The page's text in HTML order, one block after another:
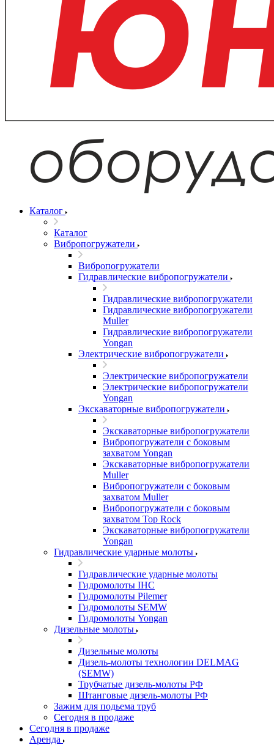
Каталог
Каталог
Вибропогружатели
Вибропогружатели
Гидравлические вибропогружатели
Гидравлические вибропогружатели
Гидравлические вибропогружатели
Muller
Гидравлические вибропогружатели
Yongan
Электрические вибропогружатели
Электрические вибропогружатели
Электрические вибропогружатели
Yongan
Экскаваторные вибропогружатели
Экскаваторные вибропогружатели
Вибропогружатели с боковым
захватом Yongan
Экскаваторные вибропогружатели
Muller
Вибропогружатели с боковым
захватом Muller
Вибропогружатели с боковым
захватом Top Rock
Экскаваторные вибропогружатели
Yongan
Гидравлические ударные молоты
Гидравлические ударные молоты
Гидромолоты IHC
Гидромолоты Pilemer
Гидромолоты SEMW
Гидромолоты Yongan
Дизельные молоты
Дизельные молоты
Дизель-молоты технологии DELMAG
(SEMW)
Трубчатые дизель-молоты РФ
Штанговые дизель-молоты РФ
Зажим для подьема труб
Сегодня в продаже
Сегодня в продаже
Аренда